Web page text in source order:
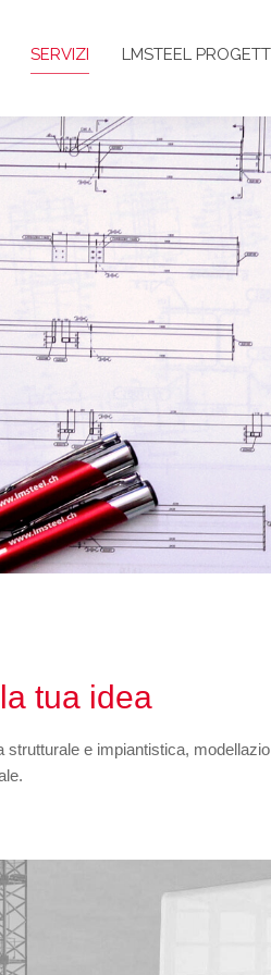
SERVIZI LMSTEEL
tua idea
e impiantistica,